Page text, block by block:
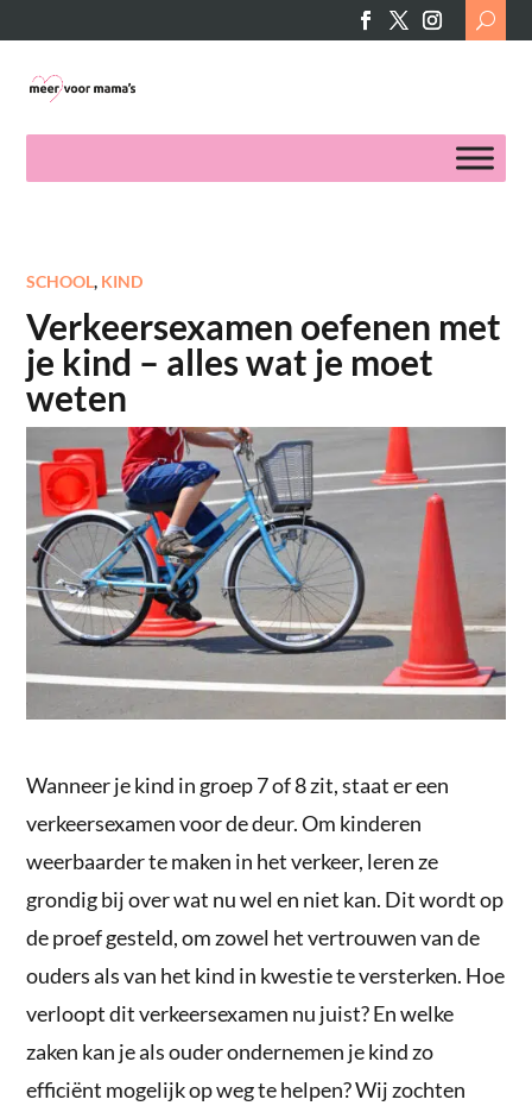
Search
for:
SCHOOL, KIND
Verkeersexamen oefenen met
je kind – alles wat je moet
weten
Wanneer je kind in groep 7 of 8 zit, staat er een
verkeersexamen voor de deur. Om kinderen
weerbaarder te maken in het verkeer, leren ze
grondig bij over wat nu wel en niet kan. Dit wordt op
de proef gesteld, om zowel het vertrouwen van de
ouders als van het kind in kwestie te versterken. Hoe
verloopt dit verkeersexamen nu juist? En welke
zaken kan je als ouder ondernemen je kind zo
efficiënt mogelijk op weg te helpen? Wij zochten